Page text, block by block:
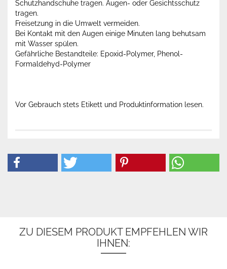
Schutzhandschuhe tragen. Augen- oder Gesichtsschutz
tragen.
Freisetzung in die Umwelt vermeiden.
Bei Kontakt mit den Augen einige Minuten lang behutsam
mit Wasser spülen.
Gefährliche Bestandteile: Epoxid-Polymer, Phenol-
Formaldehyd-Polymer
Vor Gebrauch stets Etikett und Produktinformation lesen.
ZU DIESEM PRODUKT EMPFEHLEN WIR
IHNEN: